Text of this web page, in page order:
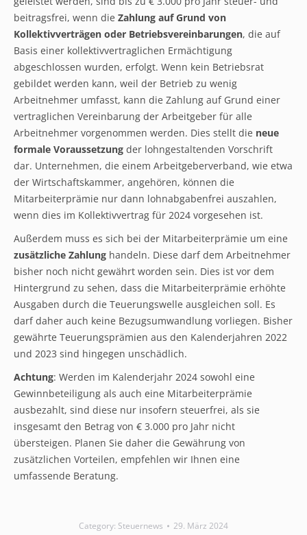
beitragsfrei, wenn die Zahlung auf Grund von
Kollektivverträgen oder Betriebsvereinbarungen, die auf
Basis einer kollektivvertraglichen Ermächtigung
abgeschlossen wurden, erfolgt. Wenn kein Betriebsrat
gebildet werden kann, weil der Betrieb zu wenig
Arbeitnehmer umfasst, kann die Zahlung auf Grund einer
vertraglichen Vereinbarung der Arbeitgeber für alle
Arbeitnehmer vorgenommen werden. Dies stellt die neue
formale Voraussetzung der lohngestaltenden Vorschrift
dar. Unternehmen, die einem Arbeitgeberverband, wie etwa
der Wirtschaftskammer, angehören, können die
Mitarbeiterprämie nur dann lohnabgabenfrei auszahlen,
wenn dies im Kollektivvertrag für 2024 vorgesehen ist.
Außerdem muss es sich bei der Mitarbeiterprämie um eine
zusätzliche Zahlung handeln. Diese darf dem Arbeitnehmer
bisher noch nicht gewährt worden sein. Dies ist vor dem
Hintergrund zu sehen, dass die Mitarbeiterprämie erhöhte
Ausgaben durch die Teuerungswelle ausgleichen soll. Es
darf daher auch keine Bezugsumwandlung vorliegen. Bisher
gewährte Teuerungsprämien aus den Kalenderjahren 2022
und 2023 sind hingegen unschädlich.
Achtung: Werden im Kalenderjahr 2024 sowohl eine
Gewinnbeteiligung als auch eine Mitarbeiterprämie
ausbezahlt, sind diese nur insofern steuerfrei, als sie
insgesamt den Betrag von € 3.000 pro Jahr nicht
übersteigen. Planen Sie daher die Gewährung von
zusätzlichen Vorteilen, empfehlen wir Ihnen eine
umfassende Beratung.
Category: Steuernews
29. März 2024